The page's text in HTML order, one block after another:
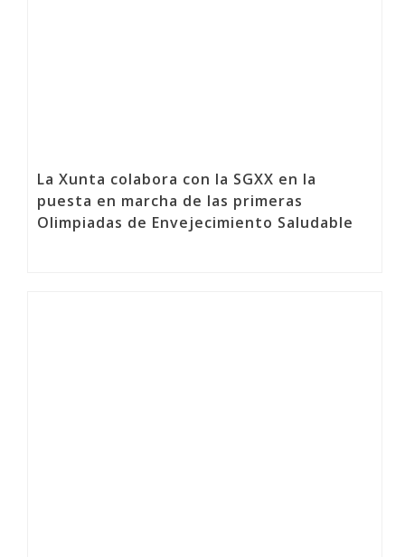
La Xunta colabora con la SGXX en la
puesta en marcha de las primeras
Olimpiadas de Envejecimiento Saludable